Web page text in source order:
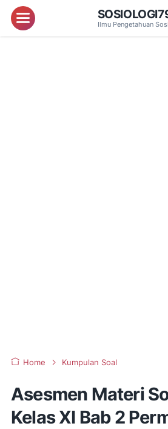
Menu Ilmu Pengetahuan
Home Kumpulan Soal
Asesmen Materi
Kelas XI Bab 2